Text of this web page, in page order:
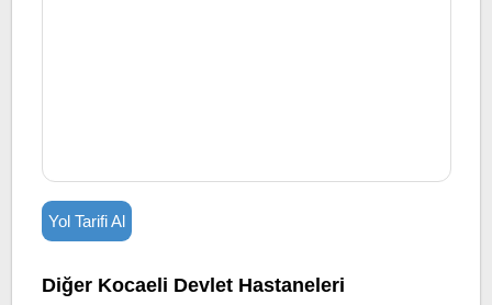
Yol Tarifi Al
Diğer Kocaeli Devlet Hastaneleri